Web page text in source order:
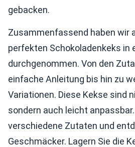
gebacken.
Zusammenfassend haben wir
perfekten Schokoladenkeks in
durchgenommen. Von den
einfache Anleitung bis hin zu
Variationen. Diese Kekse sind
sondern auch leicht
verschiedene Zutaten und
Geschmäcker. Lagern Sie die